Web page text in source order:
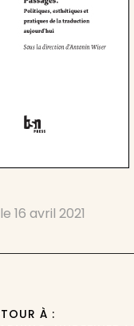
le16 avril 2021
À :